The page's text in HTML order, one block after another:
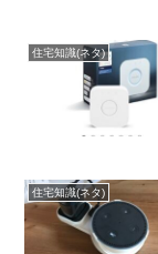
住宅知識(ネタ)
住宅知識(ネタ)